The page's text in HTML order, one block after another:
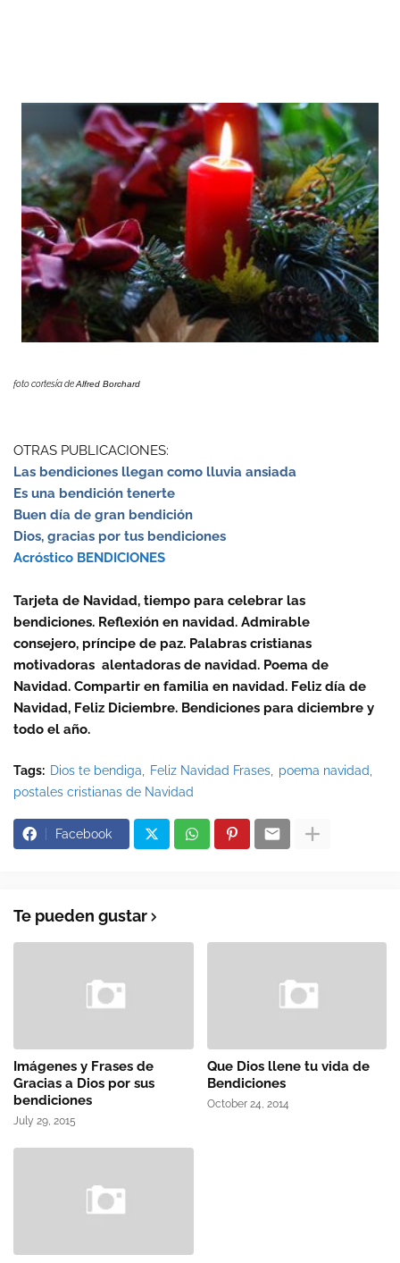
foto cortesía deAlfred Borchard
OTRAS PUBLICACIONES:
Las bendiciones llegan como lluvia ansiada
Es una bendición tenerte
Buen día de gran bendición
Dios, gracias por tus bendiciones
Acróstico BENDICIONES
Tarjeta de Navidad, tiempo para celebrar las
bendiciones. Reflexión en navidad. Admirable
consejero, príncipe de paz. Palabras cristianas
motivadoras alentadoras de navidad. Poema de
Navidad. Compartir en familia en navidad. Feliz día de
Navidad, Feliz Diciembre. Bendiciones para diciembre y
todo el año.
Tags: Dios te bendiga Feliz Navidad Frases
poema navidad
postales cristianas de Navidad
Facebook
Te pueden gustar
Imágenes y Frases de
Gracias a Dios por sus
bendiciones
July 29, 2015
Que Dios llene tu vida de
Bendiciones
October 24, 2014